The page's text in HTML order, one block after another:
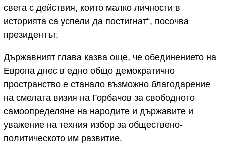
света с действия, които малко личности в
историята са успели да постигнат“, посочва
президентът.
Държавният глава казва още, че обединението на
Европа днес в едно общо демократично
пространство е станало възможно благодарение
на смелата визия на Горбачов за свободното
самоопределяне на народите и държавите и
уважение на техния избор за обществено-
политическото им развитие.